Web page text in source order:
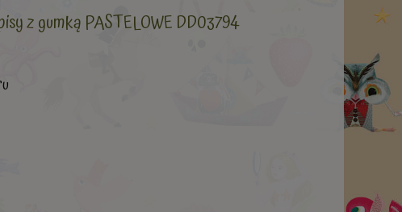
z gumką PASTELOWE DD03794